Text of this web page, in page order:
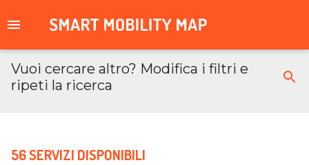
Vuoi cercare altro? Modifica i filtri e
ripeti la ricerca
56 SERVIZI DISPONIBILI